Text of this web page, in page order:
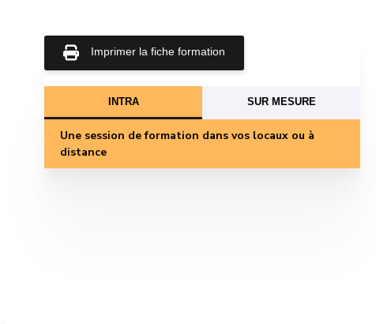
Imprimer la fiche formation
INTRA SUR MESURE
Une session de formation dans vos locaux ou à
distance